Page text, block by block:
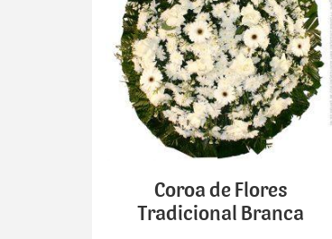
Coroa de Flores
Tradicional Branca